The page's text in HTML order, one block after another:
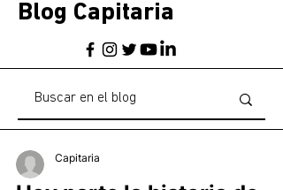
Blog Capitaria
Capitaria